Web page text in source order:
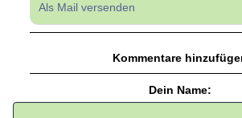
Als Mail versenden
Kommentare
Dein Name: